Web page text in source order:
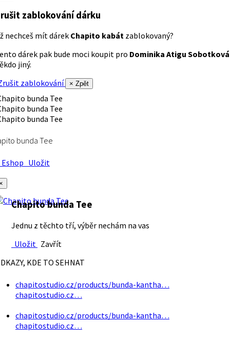
zablokování dárku
nechceš mít dárek Chapito kabát zablokovaný?
dárek pak bude moci koupit pro Dominika Atigu Sobotková
jiný.
zablokování
× Zpět
bunda Tee
Uložit
Chapito bunda Tee
Jednu z těchto tří, výběr nechám na vas
Uložit Zavřít
KDE TO SEHNAT
chapitostudio.cz/products/bunda-kantha…
chapitostudio.cz…
chapitostudio.cz/products/bunda-kantha…
chapitostudio.cz…